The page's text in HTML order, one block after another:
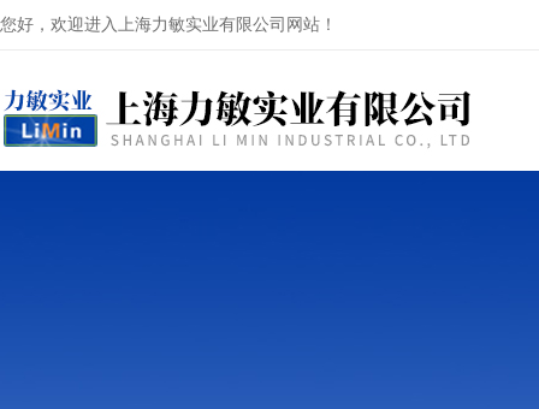
您好，欢迎进入上海力敏实业有限公司网站！